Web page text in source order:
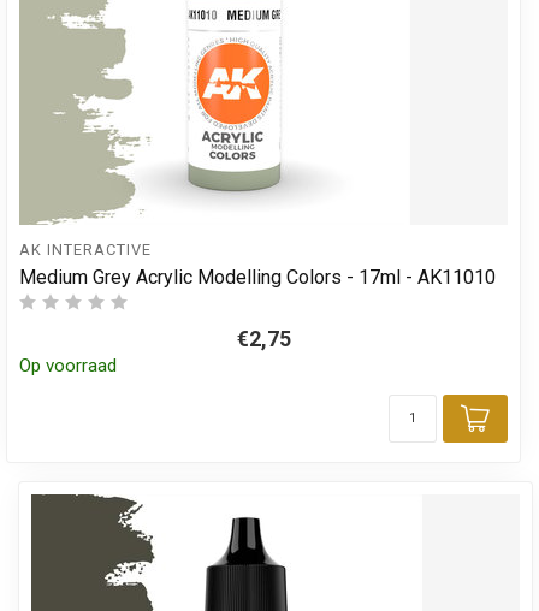
AK INTERACTIVE
Medium Grey Acrylic Modelling Colors - 17ml - AK11010
€2,75
Op voorraad